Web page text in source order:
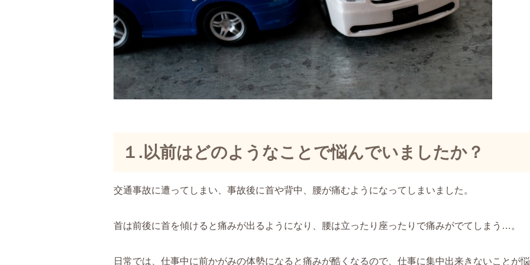
１.以前はどのようなことで悩んでいましたか？
交通事故に遭ってしまい、事故後に首や背中、腰が痛むようになってしまいました。
首は前後に首を傾けると痛みが出るようになり、腰は立ったり座ったりで痛みがでてしまう…。
日常では、仕事中に前かがみの体勢になると痛みが酷くなるので、仕事に集中出来きないことが悩